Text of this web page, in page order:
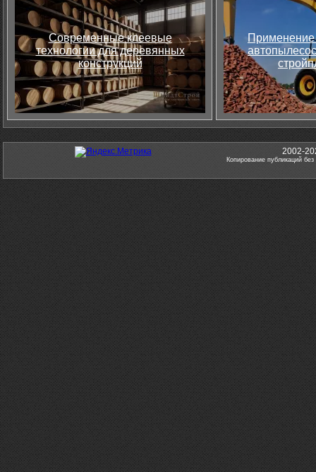
Современные клеевые
технологии для деревянных
конструкций
Применение
2002-
Копирование публикаций